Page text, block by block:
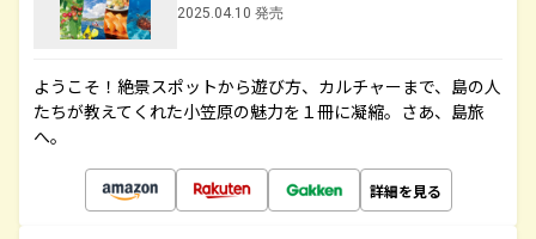
2025.04.10 発売
ようこそ！絶景スポットから遊び方、カルチャーまで、島の人
たちが教えてくれた小笠原の魅力を１冊に凝縮。さあ、島旅
へ。
詳細を見る